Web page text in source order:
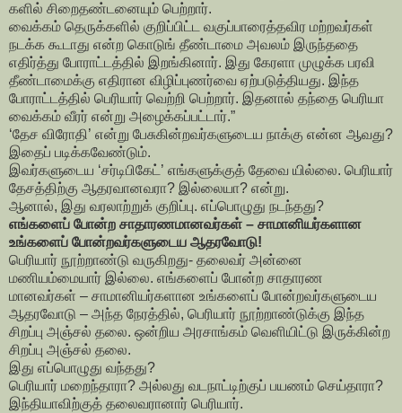
களில் சிறைதண்டனையும் பெற்றார்.
வைக்கம் தெருக்களில் குறிப்பிட்ட வகுப்பாரைத்தவிர மற்றவர்கள்
நடக்க கூடாது என்ற கொடுங் தீண்டாமை அவலம் இருந்ததை
எதிர்த்து போராட்டத்தில் இறங்கினார். இது கேரளா முழுக்க பரவி
தீண்டாமைக்கு எதிரான விழிப்புணர்வை ஏற்படுத்தியது. இந்த
போராட்டத்தில் பெரியார் வெற்றி பெற்றார். இதனால் தந்தை பெரியா
வைக்கம் வீரர் என்று அழைக்கப்பட்டார்.”
‘தேச விரோதி’ என்று பேசுகின்றவர்களுடைய நாக்கு என்ன ஆவது?
இதைப் படிக்கவேண்டும்.
இவர்களுடைய ‘சர்டிபிகேட்’ எங்களுக்குத் தேவை யில்லை. பெரியார்
தேசத்திற்கு ஆதரவானவரா? இல்லையா? என்று.
ஆனால், இது வரலாற்றுக் குறிப்பு. எப்பொழுது நடந்தது?
எங்களைப் போன்ற சாதாரணமானவர்கள் – சாமானியர்களான
உங்களைப் போன்றவர்களுடைய ஆதரவோடு!
பெரியார் நூற்றாண்டு வருகிறது- தலைவர் அன்னை
மணியம்மையார் இல்லை. எங்களைப் போன்ற சாதாரண
மானவர்கள் – சாமானியர்களான உங்களைப் போன்றவர்களுடைய
ஆதரவோடு – அந்த நேரத்தில், பெரியார் நூற்றாண்டுக்கு இந்த
சிறப்பு அஞ்சல் தலை. ஒன்றிய அரசாங்கம் வெளியிட்டு இருக்கின்ற
சிறப்பு அஞ்சல் தலை.
இது எப்பொழுது வந்தது?
பெரியார் மறைந்தாரா? அல்லது வடநாட்டிற்குப் பயணம் செய்தாரா?
இந்தியாவிற்குத் தலைவரானார் பெரியார்.